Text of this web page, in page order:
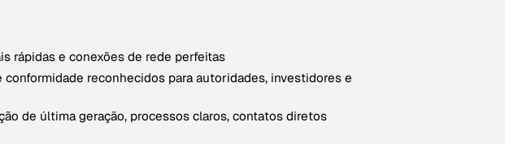
rápidas e conexões de rede perfeitas
conformidade reconhecidos para autoridades, investidores e
de última geração, processos claros, contatos diretos